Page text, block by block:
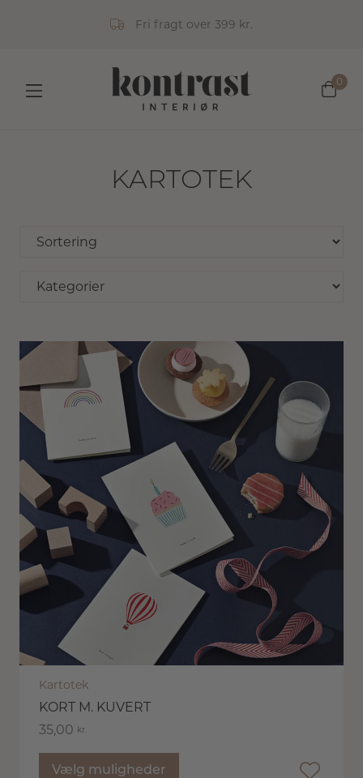
Fri fragt over 399 kr.
0
KARTOTEK
Kartotek
KORT M. KUVERT
35,00 kr.
Vælg muligheder